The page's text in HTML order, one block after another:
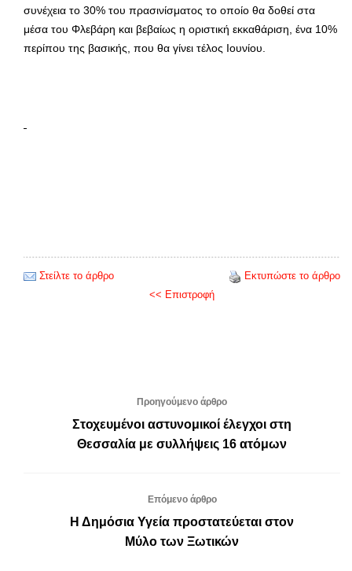
συνέχεια το 30% του πρασινίσματος το οποίο θα δοθεί στα
μέσα του Φλεβάρη και βεβαίως η οριστική εκκαθάριση, ένα 10%
περίπου της βασικής, που θα γίνει τέλος Ιουνίου.
Στείλτε το άρθρο
Εκτυπώστε το άρθρο
<< Επιστροφή
Προηγούμενο άρθρο
Στοχευμένοι αστυνομικοί έλεγχοι στη
Θεσσαλία με συλλήψεις 16 ατόμων
Επόμενο άρθρο
Η Δημόσια Υγεία προστατεύεται στον
Μύλο των Ξωτικών